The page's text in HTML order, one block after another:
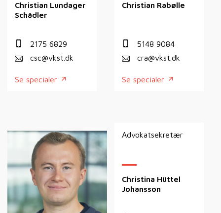
Christian Lundager
Schädler
2175 6829
csc@vkst.dk
Se specialer
Christian Rabølle
5148 9084
cra@vkst.dk
Se specialer
Advokatsekretær
Christina Hüttel
Johansson